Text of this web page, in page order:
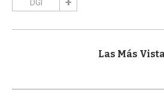
DGI
Las Más